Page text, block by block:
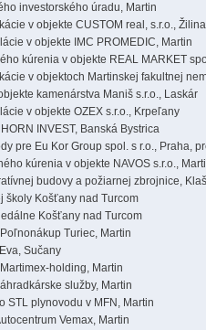
investorského úradu, Martin
v objekte CUSTOM real, s.r.o., Žilina
v objekte IMC PROMEDIC, Martin
kúrenia v objekte REAL MARKET
v objektoch Martinskej fakultnej
kamenárstva Maniš s.r.o., Laskár
v objekte OZEX s.r.o., Krpeľany
INVEST, Banská Bystrica
pre Eu Kor Group spol. s r.o., Praha,
kúrenia v objekte NAVOS s.r.o.,
budovy a požiarnej zbrojnice,
školy Košťany nad Turcom
Košťany nad Turcom
Turiec, Martin
Sučany
holding, Martin
služby, Martin
STL plynovodu v MFN, Martin
Vemax, Martin